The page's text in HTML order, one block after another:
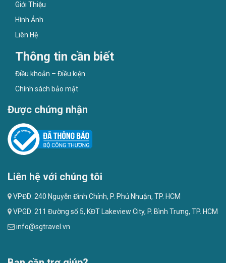
Giới Thiệu
Hình Ảnh
Liên Hệ
Thông tin cần biết
Điều khoản – Điều kiện
Chính sách bảo mật
Được chứng nhận
Liên hệ với chúng tôi
VPĐD: 240 Nguyễn Đình Chính, P. Phú Nhuận, TP. HCM
VPGD: 211 Đường số 5, KĐT Lakeview City, P. Bình Trưng, TP. HCM
info@sgtravel.vn